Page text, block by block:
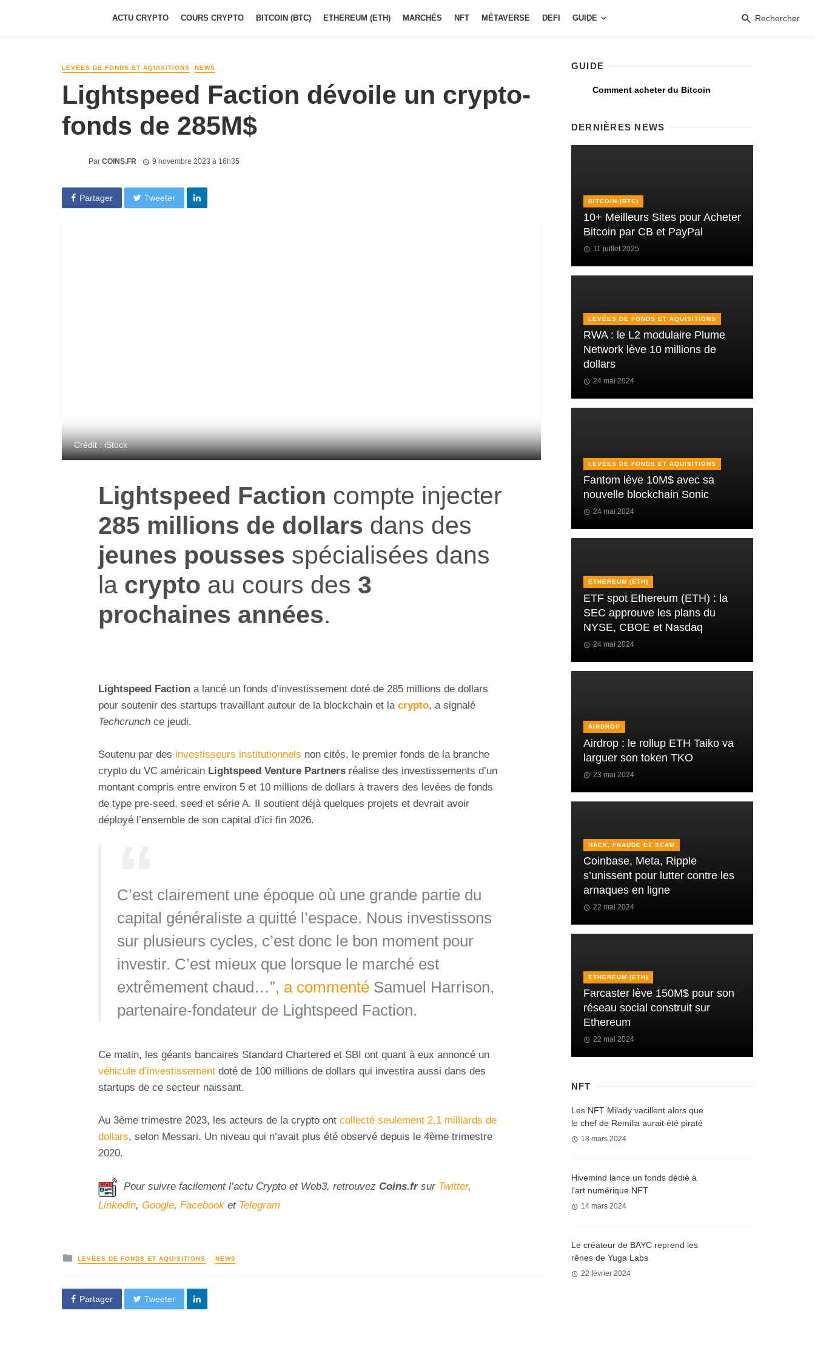
ACTU CRYPTO COURS CRYPTO BITCOIN (BTC) ETHEREUM (ETH) MARCHÉS NFT MÉTAVERSE DEFI GUIDE Rechercher
LEVÉES DE FONDS ET AQUISITIONS NEWS
Lightspeed Faction dévoile un crypto-
fonds de 285M$
Par COINS.FR 9 novembre 2023 à 16h35
Partager Tweeter
Crédit : iStock
Lightspeed Faction compte injecter
285 millions de dollars dans des
jeunes pousses spécialisées dans
la crypto au cours des 3
prochaines années.
Lightspeed Faction a lancé un fonds d’investissement doté de 285 millions de dollars
pour soutenir des startups travaillant autour de la blockchain et la crypto, a signalé
Techcrunch ce jeudi.
Soutenu par des investisseurs institutionnels non cités, le premier fonds de la branche
crypto du VC américain Lightspeed Venture Partners réalise des investissements d’un
montant compris entre environ 5 et 10 millions de dollars à travers des levées de fonds
de type pre-seed, seed et série A. Il soutient déjà quelques projets et devrait avoir
déployé l’ensemble de son capital d’ici fin 2026.
C’est clairement une époque où une grande partie du
capital généraliste a quitté l’espace. Nous investissons
sur plusieurs cycles, c’est donc le bon moment pour
investir. C’est mieux que lorsque le marché est
extrêmement chaud…”, a commentéSamuel Harrison,
partenaire-fondateur de Lightspeed Faction.
Ce matin, les géants bancaires Standard Chartered et SBI ont quant à eux annoncé un
véhicule d’investissement doté de 100 millions de dollars qui investira aussi dans des
startups de ce secteur naissant.
Au 3ème trimestre 2023, les acteurs de la crypto ont collecté seulement 2,1 milliards de
dollars, selon Messari. Un niveau qui n’avait plus été observé depuis le 4ème trimestre
2020.
Pour suivre facilement l’actu Crypto et Web3, retrouvez Coins.fr sur Twitter,
Linkedin, Google, Facebook et Telegram
LEVÉES DE FONDS ET AQUISITIONS NEWS
Partager Tweeter
GUIDE
Comment acheter du Bitcoin
DERNIÈRES NEWS
BITCOIN (BTC)
10+ Meilleurs Sites pour Acheter
Bitcoin par CB et PayPal
11 juillet 2025
LEVÉES DE FONDS ET AQUISITIONS
RWA : le L2 modulaire Plume
Network lève 10 millions de
dollars
24 mai 2024
LEVÉES DE FONDS ET AQUISITIONS
Fantom lève 10M$ avec sa
nouvelle blockchain Sonic
24 mai 2024
ETHEREUM (ETH)
ETF spot Ethereum (ETH) : la
SEC approuve les plans du
NYSE, CBOE et Nasdaq
24 mai 2024
AIRDROP
Airdrop : le rollup ETH Taiko va
larguer son token TKO
23 mai 2024
HACK, FRAUDE ET SCAM
Coinbase, Meta, Ripple
s’unissent pour lutter contre les
arnaques en ligne
22 mai 2024
ETHEREUM (ETH)
Farcaster lève 150M$ pour son
réseau social construit sur
Ethereum
22 mai 2024
NFT
Les NFT Milady vacillent alors que
le chef de Remilia aurait été piraté
18 mars 2024
Hivemind lance un fonds dédié à
l’art numérique NFT
14 mars 2024
Le créateur de BAYC reprend les
rênes de Yuga Labs
22 février 2024